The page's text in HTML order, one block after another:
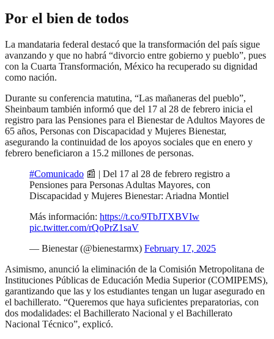
Por el bien de todos
La mandataria federal destacó que la transformación del país sigue
avanzando y que no habrá “divorcio entre gobierno y pueblo”, pues
con la Cuarta Transformación, México ha recuperado su dignidad
como nación.
Durante su conferencia matutina, “Las mañaneras del pueblo”,
Sheinbaum también informó que del 17 al 28 de febrero inicia el
registro para las Pensiones para el Bienestar de Adultos Mayores de
65 años, Personas con Discapacidad y Mujeres Bienestar,
asegurando la continuidad de los apoyos sociales que en enero y
febrero beneficiaron a 15.2 millones de personas.
#Comunicado 📰 | Del 17 al 28 de febrero registro a
Pensiones para Personas Adultas Mayores, con
Discapacidad y Mujeres Bienestar: Ariadna Montiel
Más información: https://t.co/9TbJTXBVIw
pic.twitter.com/rQoPrZ1saV
— Bienestar (@bienestarmx) February 17, 2025
Asimismo, anunció la eliminación de la Comisión Metropolitana de
Instituciones Públicas de Educación Media Superior (COMIPEMS),
garantizando que las y los estudiantes tengan un lugar asegurado en
el bachillerato. “Queremos que haya suficientes preparatorias, con
dos modalidades: el Bachillerato Nacional y el Bachillerato
Nacional Técnico”, explicó.